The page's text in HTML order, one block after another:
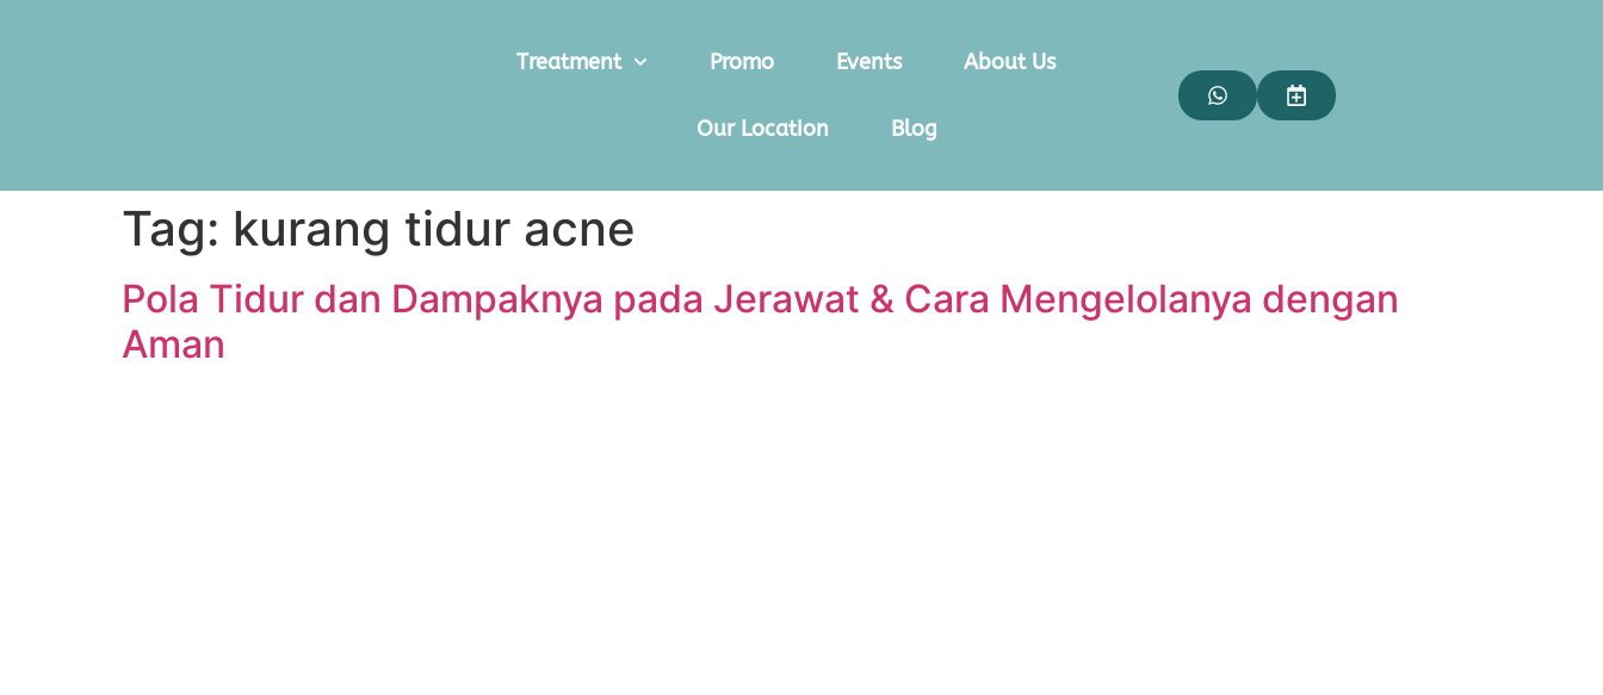
Treatment Promo Events About Us
Our Location Blog
Tag: kurang tidur acne
Pola Tidur dan Dampaknya pada Jerawat & Cara Mengelolanya dengan
Aman